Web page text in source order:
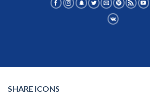
SHARE ICONS